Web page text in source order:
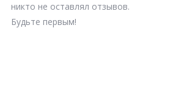
никто не оставлял отзывов.
Будьте первым!